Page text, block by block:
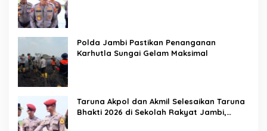
Polda Jambi Pastikan Penanganan
Karhutla Sungai Gelam Maksimal
Taruna Akpol dan Akmil Selesaikan Taruna
Bhakti 2026 di Sekolah Rakyat Jambi,